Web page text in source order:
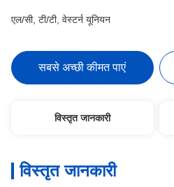
एल/सी, टी/टी, वेस्टर्न यूनियन
सबसे अच्छी कीमत पाएं
विस्तृत जानकारी
विस्तृत जानकारी